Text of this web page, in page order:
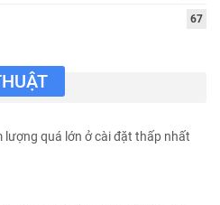
67
lượng quá lớn ở cài đặt thấp nhất